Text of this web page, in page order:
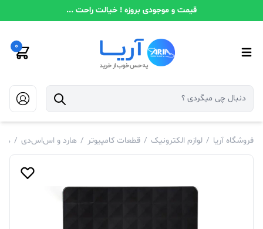
قیمت و موجودی بروزه ! خیالت راحت ...
0
فروشگاه آریا / لوازم الکترونیک / قطعات کامپیوتر / هارد و اس‌اس‌دی /